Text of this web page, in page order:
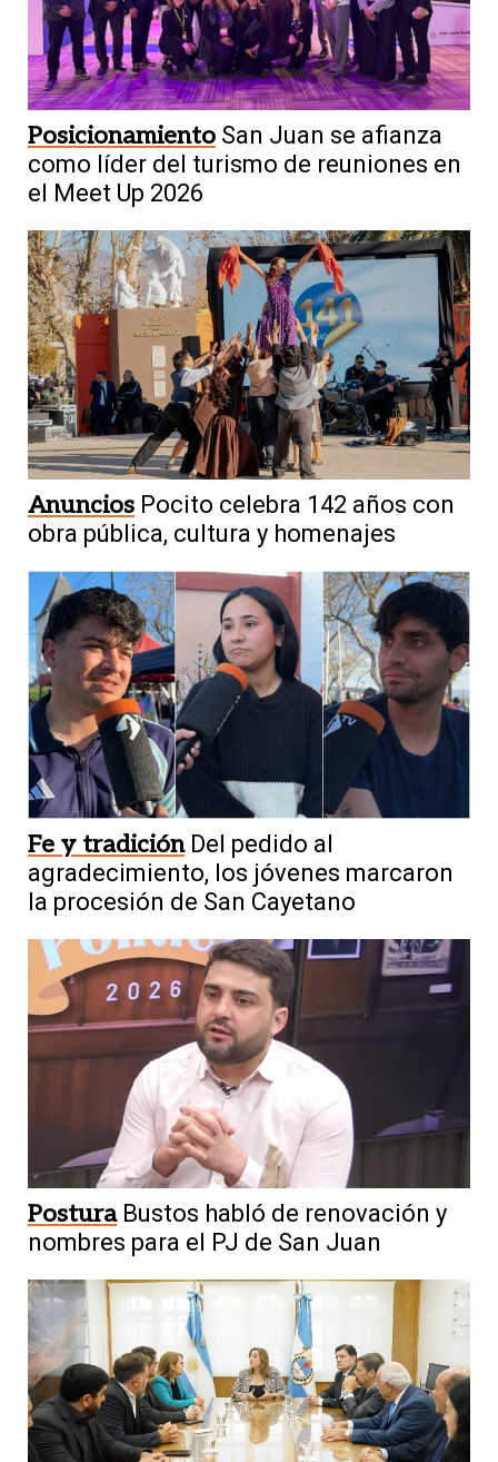
Posicionamiento San Juan se afianza
como líder del turismo de reuniones en
el Meet Up 2026
Anuncios Pocito celebra 142 años con
obra pública, cultura y homenajes
Fe y tradición Del pedido al
agradecimiento, los jóvenes marcaron
la procesión de San Cayetano
Postura Bustos habló de renovación y
nombres para el PJ de San Juan